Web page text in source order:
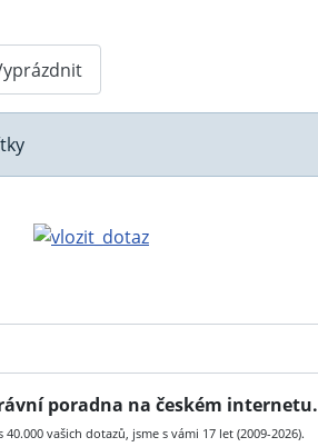
poradna na českém internetu.
vašich dotazů, jsme s vámi 17 let (2009-2026).